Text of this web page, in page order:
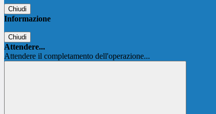
Chiudi
Informazione
Chiudi
Attendere...
Attendere il completamento dell'operazione...